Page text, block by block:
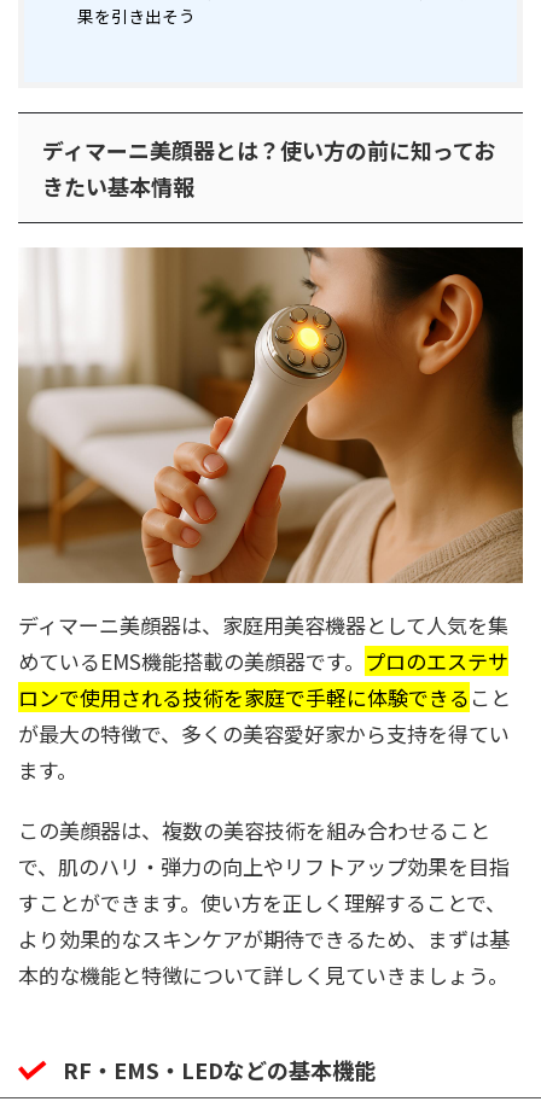
果を引き出そう
ディマーニ美顔器とは？使い方の前に知ってお
きたい基本情報
ディマーニ美顔器は、家庭用美容機器として人気を集
めているEMS機能搭載の美顔器です。 プロのエステサ
ロンで使用される技術を家庭で手軽に体験できる こと
が最大の特徴で、多くの美容愛好家から支持を得てい
ます。
この美顔器は、複数の美容技術を組み合わせること
で、肌のハリ・弾力の向上やリフトアップ効果を目指
すことができます。使い方を正しく理解することで、
より効果的なスキンケアが期待できるため、まずは基
本的な機能と特徴について詳しく見ていきましょう。
RF・EMS・LEDなどの基本機能